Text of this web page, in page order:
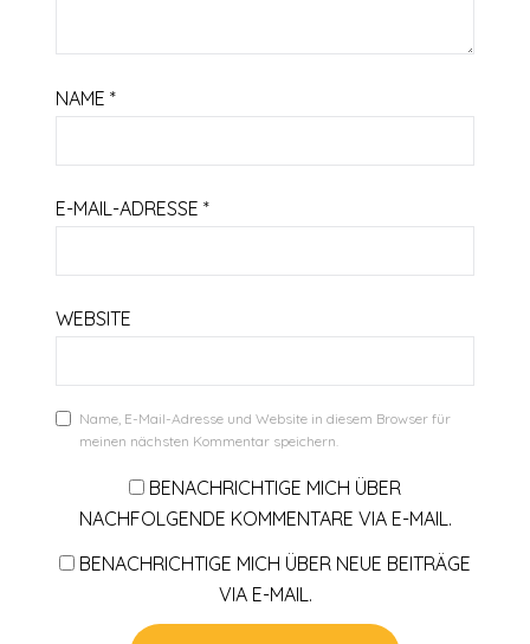
NAME*
E-MAIL-ADRESSE*
WEBSITE
Name, E-Mail-Adresse und Website in diesem Browser für
meinen nächsten Kommentar speichern.
BENACHRICHTIGE MICH ÜBER
NACHFOLGENDE KOMMENTARE VIA E-MAIL.
BENACHRICHTIGE MICH ÜBER NEUE BEITRÄGE
VIA E-MAIL.